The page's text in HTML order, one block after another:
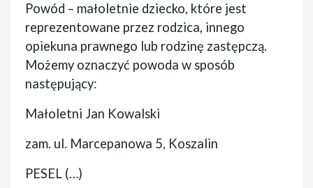
Powód – małoletnie dziecko, które jest
reprezentowane przez rodzica, innego
opiekuna prawnego lub rodzinę zastępczą.
Możemy oznaczyć powoda w sposób
następujący:
Małoletni Jan Kowalski
zam. ul. Marcepanowa 5, Koszalin
PESEL (…)